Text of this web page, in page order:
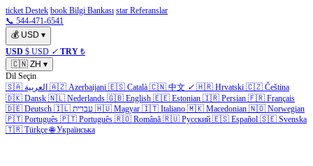
ticket Destek book Bilgi Bankası star Referanslar
📞 544-471-6541
💰 USD ▾
USD $ USD ✓ TRY ₺
🇨🇳 ZH ▾
Dil Seçin
🇸🇦 العربية 🇦🇿 Azerbaijani 🇪🇸 Català 🇨🇳 中文 ✓ 🇭🇷 Hrvatski 🇨🇿 Čeština
🇩🇰 Dansk 🇳🇱 Nederlands 🇬🇧 English 🇪🇪 Estonian 🇮🇷 Persian 🇫🇷 Français
🇩🇪 Deutsch 🇮🇱 עברית 🇭🇺 Magyar 🇮🇹 Italiano 🇲🇰 Macedonian 🇳🇴 Norwegian
🇵🇹 Português 🇵🇹 Português 🇷🇴 Română 🇷🇺 Русский 🇪🇸 Español 🇸🇪 Svenska
🇹🇷 Türkçe 🌐 Українська